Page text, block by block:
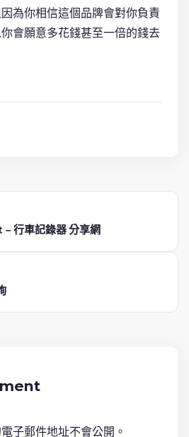
為你相信這個品牌會對你負責
會願意多花錢甚至一倍的錢去
行車記錄器 分享網
子郵件地址不會公開。